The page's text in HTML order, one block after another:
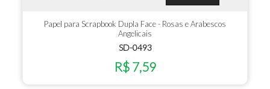
Papel para Scrapbook Dupla Face - Rosas e Arabescos
Angelicais
SD-0493
R$ 7,59